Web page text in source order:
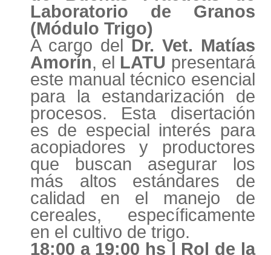
Laboratorio de Granos
(Módulo Trigo)
A cargo del Dr. Vet. Matías
Amorín, el LATU presentará
este manual técnico esencial
para la estandarización de
procesos. Esta disertación
es de especial interés para
acopiadores y productores
que buscan asegurar los
más altos estándares de
calidad en el manejo de
cereales, específicamente
en el cultivo de trigo.
18:00 a 19:00 hs | Rol de la